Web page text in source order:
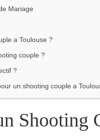
Mariage
a Toulouse ?
couple ?
?
un shooting couple a
Shooting